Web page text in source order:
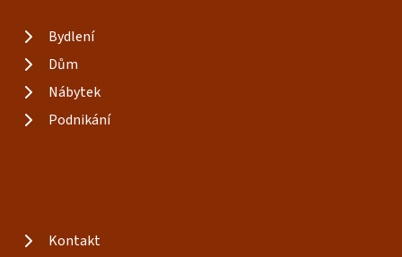
Bydlení
Dům
Nábytek
Podnikání
Kontakt